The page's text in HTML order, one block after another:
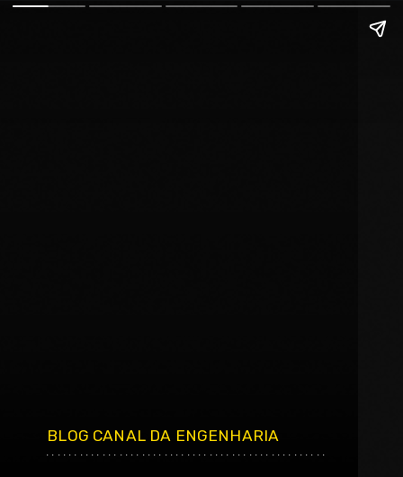
BLOG CANAL DA ENGENHARIA
..................................................